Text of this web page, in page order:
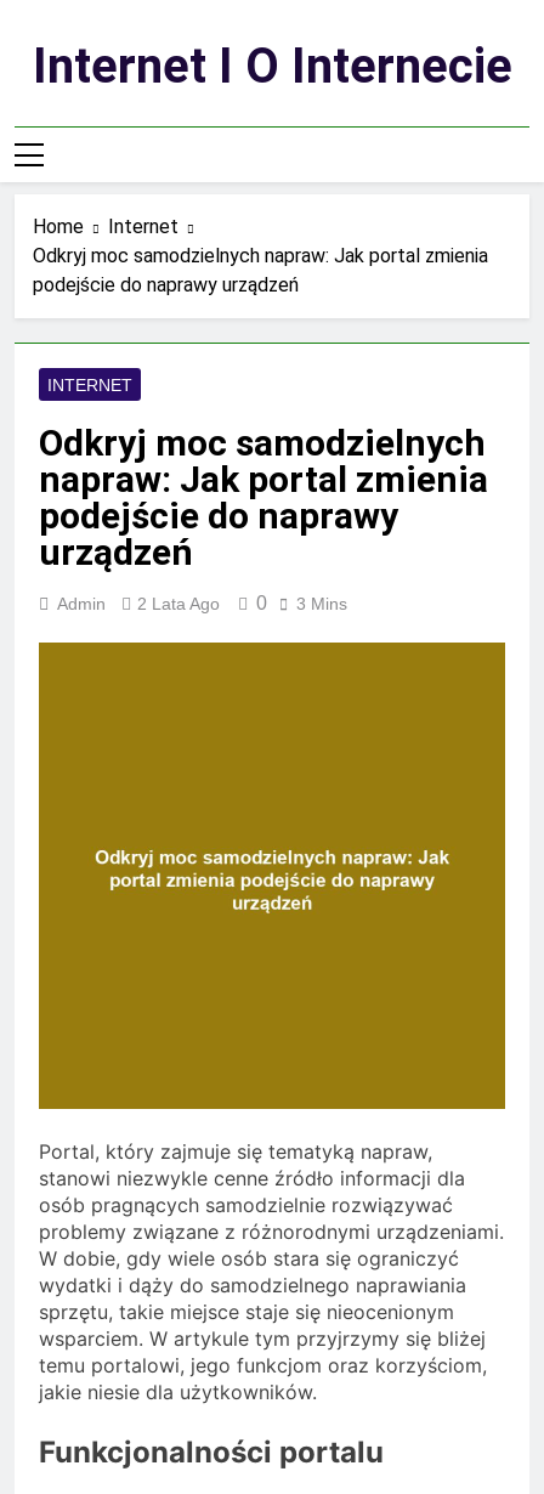
contentInternet I O Internecie
Home
Internet
Odkryj moc samodzielnych napraw: Jak portal zmienia
podejście do naprawy urządzeń
INTERNET
Odkryj moc samodzielnych
napraw: Jak portal zmienia
podejście do naprawy
urządzeń
Admin 2 Lata Ago 0 3 Mins
Portal, który zajmuje się tematyką napraw,
stanowi niezwykle cenne źródło informacji dla
osób pragnących samodzielnie rozwiązywać
problemy związane z różnorodnymi urządzeniami.
W dobie, gdy wiele osób stara się ograniczyć
wydatki i dąży do samodzielnego naprawiania
sprzętu, takie miejsce staje się nieocenionym
wsparciem. W artykule tym przyjrzymy się bliżej
temu portalowi, jego funkcjom oraz korzyściom,
jakie niesie dla użytkowników.
Funkcjonalności portalu